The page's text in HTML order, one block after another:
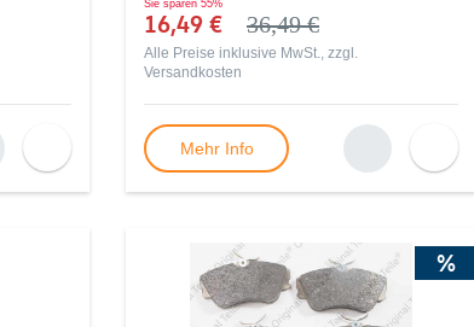
Sie sparen 55%
16,49 € 36,49 €
Alle Preise inklusive MwSt., zzgl.
Versandkosten
Mehr Info
%